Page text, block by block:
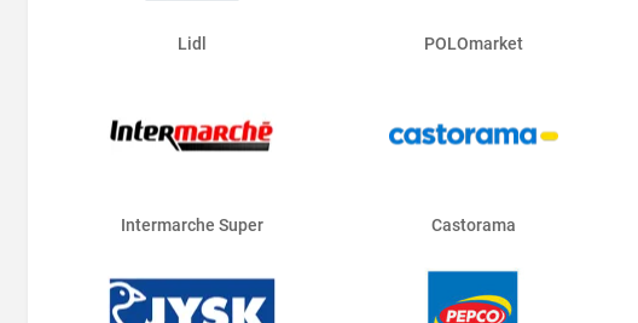
Lidl POLOmarket
Intermarche Super Castorama